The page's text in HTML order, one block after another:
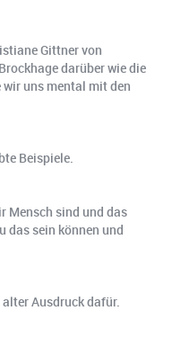
Gittner von
darüber wie die
uns mental mit den
Beispiele.
Mensch sind und das
das sein können und
Ausdruck dafür.